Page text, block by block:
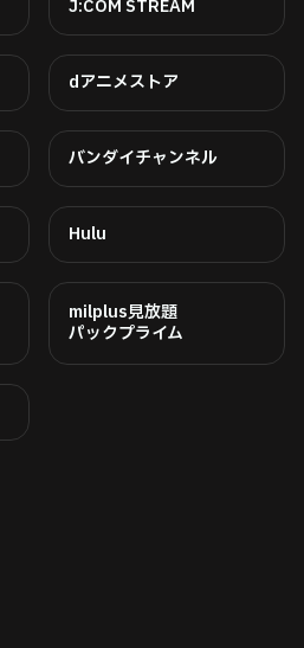
J:COM STREAM
dアニメストア
バンダイチャンネル
Hulu
milplus見放題
パックプライム